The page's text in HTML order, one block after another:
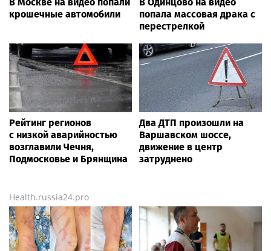
крошечные автомобили
попала массовая драка с
перестрелкой
Рейтинг регионов
с низкой аварийностью
возглавили Чечня,
Подмосковье и Брянщина
Два ДТП произошли на
Варшавском шоссе,
движение в центр
затруднено
Health.russia24.pro